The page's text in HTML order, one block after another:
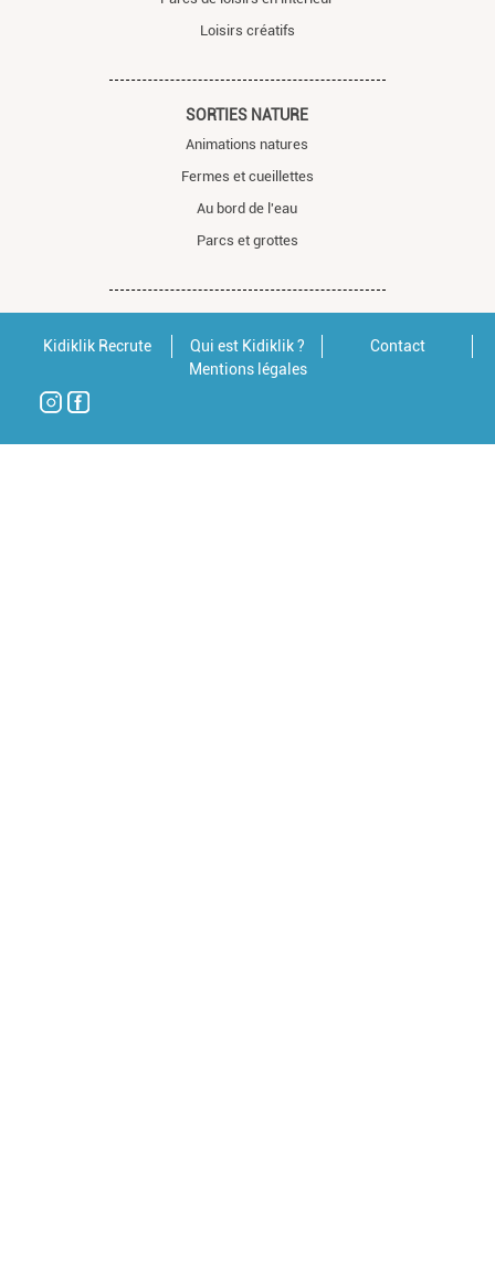
Loisirs créatifs
SORTIES NATURE
Animations natures
Fermes et cueillettes
Au bord de l'eau
Parcs et grottes
Kidiklik Recrute Qui est Kidiklik ?
Contact
Mentions légales